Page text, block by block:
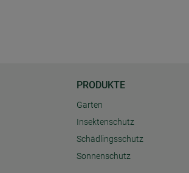
PRODUKTE
Garten
Insektenschutz
Schädlingsschutz
Sonnenschutz